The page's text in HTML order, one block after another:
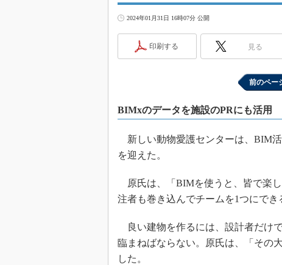
2024年01月31日 16時07分 公開
印刷する 見る
前のペー
BIMxのデータを施設のPRにも活用
新しい動物愛護センターは、BIM
を迎えた。
原氏は、「BIMを使うと、皆で楽
注者も巻き込んでチームを1つにでき
良い建物を作るには、設計者だけ
臨まねばならない。原氏は、「その
した。